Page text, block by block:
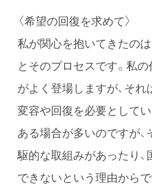
〈希望の回復を求めて〉
私が関心を抱いてきたのは
とそのプロセスです。私
がよく登場しますが、それ
変容や回復を必要として
ある場合が多いのですが
駆的な取組みがあったり
できないという理由から